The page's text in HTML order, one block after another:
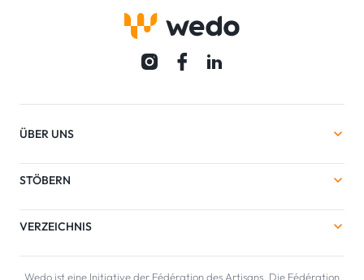
ÜBER UNS
STÖBERN
VERZEICHNIS
Wedo ist eine Initiative der Fédération des Artisans. Die Fédération